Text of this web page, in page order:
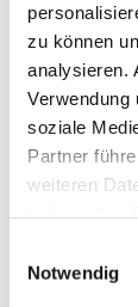
zu können
analysieren.
Verwendung
soziale
Partner
weiteren
Notwendig
Jobs
Auf
an
suchen
planst